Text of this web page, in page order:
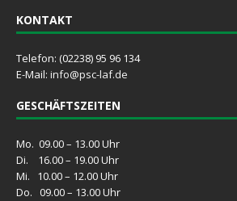
KONTAKT
Telefon: (02238) 95 96 134
E-Mail: info@psc-laf.de
GESCHÄFTSZEITEN
Mo. 09.00 – 13.00 Uhr
Di. 16.00 – 19.00 Uhr
Mi. 10.00 – 12.00 Uhr
Do. 09.00 – 13.00 Uhr